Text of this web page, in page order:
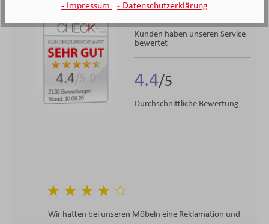
2138 Bewertungen
Stand: 10.08.26
4.4/5.0
2.138
Kunden haben unseren Service
bewertet
4.4
Durchschnittliche Bewertung
Wir hatten bei unseren Möbeln eine Reklamation und
- Impressum - Datenschutzerklärung